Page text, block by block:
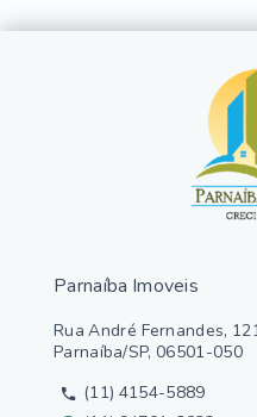
Parnaíba Imoveis
Rua André Fernandes,
Parnaíba/SP, 06501-050
(11) 4154-5889